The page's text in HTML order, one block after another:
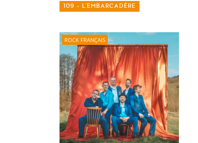
109 - L'EMBARCADÈRE
ROCK FRANÇAIS